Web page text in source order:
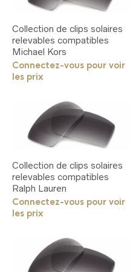
Collection de clips solaires
relevables compatibles
Michael Kors
Connectez-vous pour voir
les prix
Collection de clips solaires
relevables compatibles
Ralph Lauren
Connectez-vous pour voir
les prix